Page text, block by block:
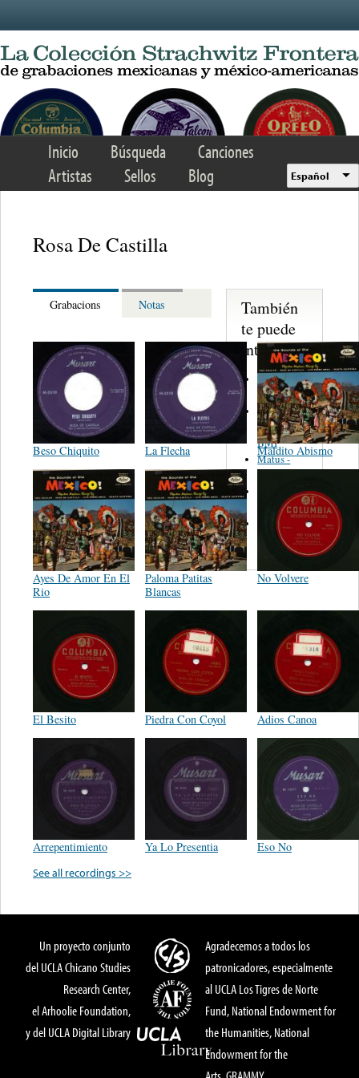
Inicio Búsqueda
Canciones
Artistas
Sellos Blog Español
Rosa De Castilla
Grabacions Notas
Beso Chiquito La Flecha Maldito Abismo
Ayes De Amor En El
Rio
Paloma Patitas
Blancas
No Volvere
El Besito Piedra Con Coyol Adios Canoa
Arrepentimiento Ya Lo Presentia
Eso No
See all recordings >>
También
te puede
interesar...
Martinez,
Felipe
Performance
Music Co.
BMI
Matus -
Carleton -
Dixon
Abreu -
Oliverira
Un proyecto conjunto
del UCLA Chicano Studies
Research Center,
el Arhoolie Foundation,
y del UCLA Digital Library
Agradecemos a todos los
patronicadores, especialmente
al UCLA Los Tigres de Norte
Fund, National Endowment for
the Humanities, National
Endowment for the